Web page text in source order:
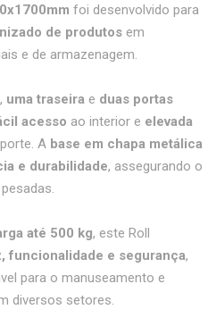
foi desenvolvido para
de produtos em
e de armazenagem.
, uma traseira e duas portas
acesso ao interior e elevada
A base em chapa metálica
e durabilidade, assegurando o
até 500 kg, este Roll
funcionalidade e segurança,
para o manuseamento e
diversos setores.